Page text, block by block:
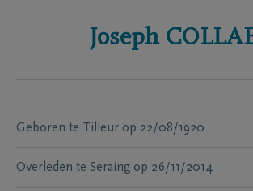
Joseph
Geboren te Tilleur op 22/08/1920
Overleden te Seraing op 26/11/2014